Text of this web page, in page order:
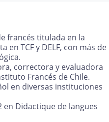
francés titulada en la
en TCF y DELF, con más de
correctora y evaluadora
Francés de Chile.
en diversas instituciones
Didactique de langues